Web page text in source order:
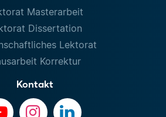
Masterarbeit
Dissertation
Lektorat
Korrektur
Kontakt